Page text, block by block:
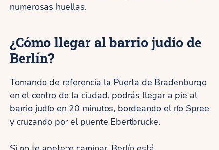
numerosas huellas.
¿Cómo llegar al barrio judío de
Berlín?
Tomando de referencia la Puerta de Bradenburgo
en el centro de la ciudad, podrás llegar a pie al
barrio judío en 20 minutos, bordeando el río Spree
y cruzando por el puente Ebertbrücke.